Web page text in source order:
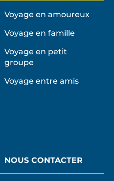
Voyage en amoureux
Voyage en famille
Voyage en petit
groupe
Voyage entre amis
NOUS CONTACTER